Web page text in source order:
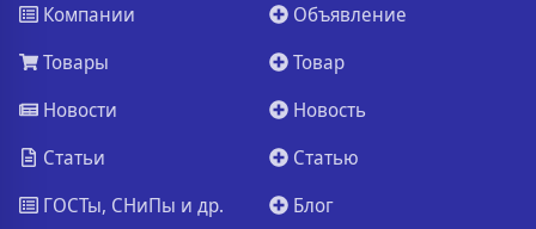
Компании
Товары
Новости
Статьи
ГОСТы, СНиПы и др.
Объявление
Товар
Новость
Статью
Блог